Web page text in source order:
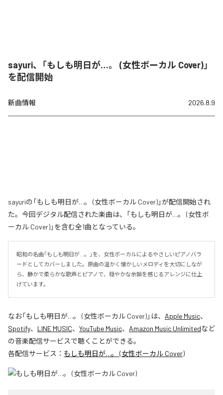
sayuri、「もしも明日が…。 (女性ボーカル Cover)」
を配信開始
新曲情報 2026.8.9
sayuriの「もしも明日が…。 (女性ボーカル Cover)」が配信開始され
た。今回デジタル配信された楽曲は、「もしも明日が…。 (女性ボ
ーカル Cover)」を含む全1曲となっている。
昭和の名曲「もしも明日が…。」を、女性ボーカルによるやさしいピアノバラ
ードとしてカバーしました。原曲の温かく懐かしいメロディを大切にしなが
ら、静かで柔らかな歌声とピアノで、穏やかな余韻を感じるアレンジに仕上
げています。
なお「もしも明日が…。 (女性ボーカル Cover)」は、 Apple Music、
Spotify、 LINE MUSIC、 YouTube Music、 Amazon Music Unlimitedなど
の音楽配信サービスで聴くことができる。
各配信サービス： もしも明日が…。 (女性ボーカル Cover)